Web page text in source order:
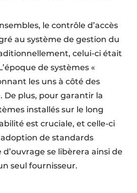
le contrôle d’accès
au système de gestion du
celui-ci était
de systèmes «
les uns à côté des
De plus, pour garantir la
installés sur le long
est cruciale, et celle-ci
de standards
se libèrera ainsi de
seul fournisseur.